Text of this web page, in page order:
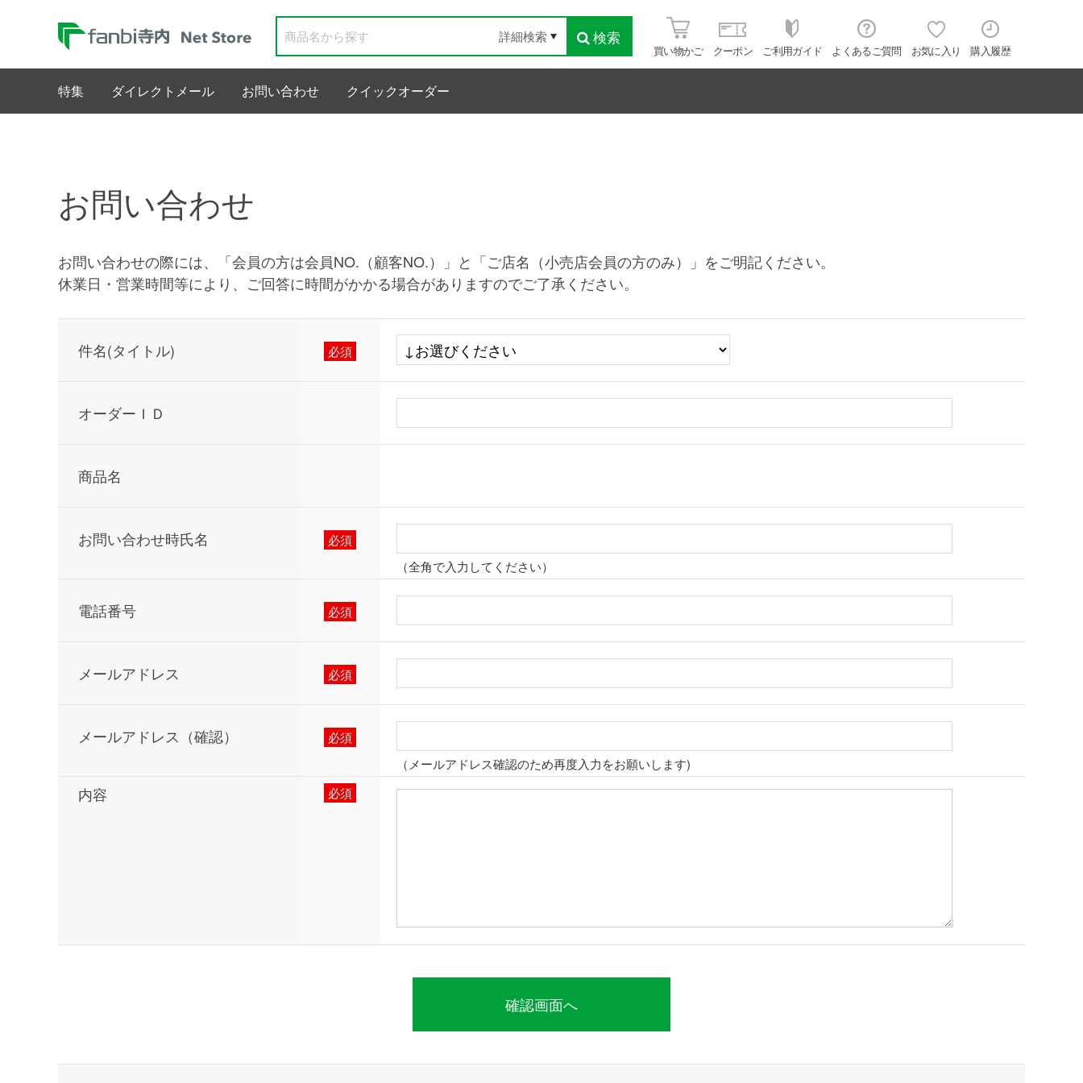
検索
詳細検索
買い物かご クーポン ご利用ガイド よくあるご質問 お気に入り 購入履歴
特集 ダイレクトメール お問い合わせ クイックオーダー
お問い合わせ
お問い合わせの際には、「会員の方は会員NO.（顧客NO.）」と「ご店名（小売店会員の方のみ）」をご明記ください。
休業日・営業時間等により、ご回答に時間がかかる場合がありますのでご了承ください。
件名(タイトル)
オーダーＩＤ
商品名
お問い合わせ時氏名
（全角で入力してください）
電話番号
メールアドレス
メールアドレス（確認）
（メールアドレス確認のため再度入力をお願いします)
内容